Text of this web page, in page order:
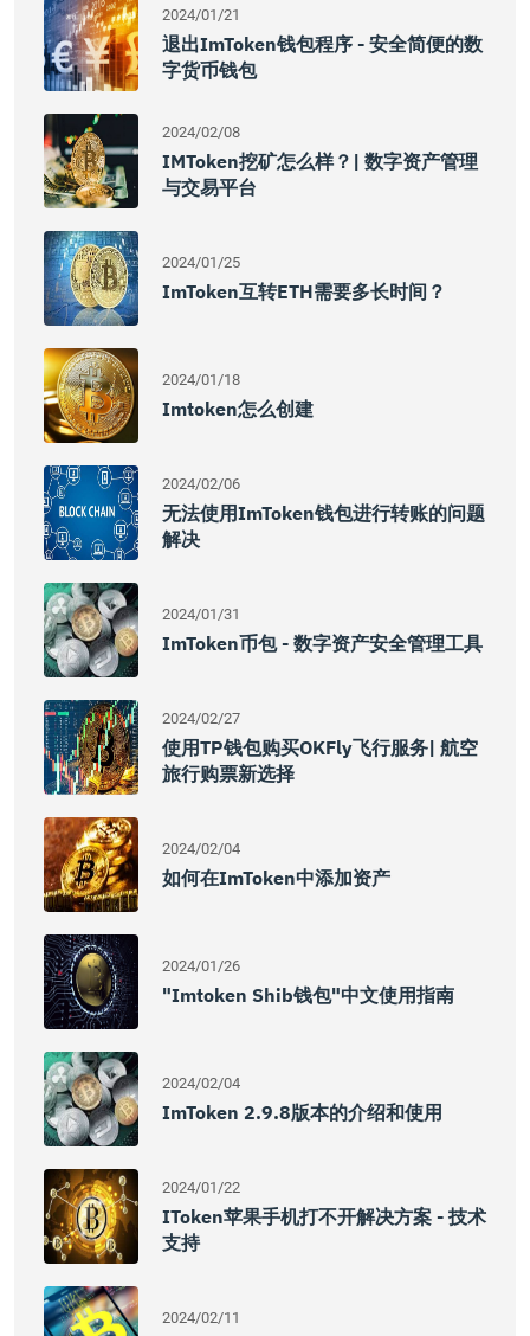
2024/01/21
退出imToken钱包程序 - 安全简便的数
字货币钱包
2024/02/08
IMToken挖矿怎么样？| 数字资产管理
与交易平台
2024/01/25
ImToken互转ETH需要多长时间？
2024/01/18
Imtoken怎么创建
2024/02/06
无法使用imToken钱包进行转账的问题
解决
2024/01/31
ImToken币包 - 数字资产安全管理工具
2024/02/27
使用TP钱包购买OKFly飞行服务| 航空
旅行购票新选择
2024/02/04
如何在imToken中添加资产
2024/01/26
"imtoken Shib钱包"中文使用指南
2024/02/04
ImToken 2.9.8版本的介绍和使用
2024/01/22
IToken苹果手机打不开解决方案 - 技术
支持
2024/02/11